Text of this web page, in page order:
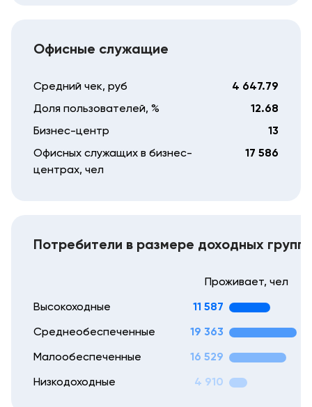
Офисные служащие
Средний чек, руб
4 647.79
Доля пользователей, %
12.68
Бизнес-центр
13
Офисных служащих в бизнес-
центрах, чел
17 586
Потребители в размере доходных групп
Проживает, чел
Высокоходные 11 587
Среднеобеспеченные 19 363
Малообеспеченные 16 529
Низкодоходные 4 910